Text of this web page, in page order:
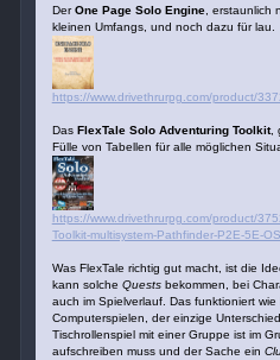
DerOne Page Solo Engine, erstaunlich
kleinen Umfangs, und noch dazu für lau.
https://www.drivethrurpg.com/product/
Das FlexTale Solo Adventuring Toolkit,
Fülle von Tabellen für alle möglichen
https://www.drivethrurpg.com/product/
Toolkit-multisystem-Pathfinder-P2E-5E-
Was FlexTale richtig gut macht, ist die
kann solche Questsbekommen, bei
auch im Spielverlauf. Das funktioniert
Computerspielen, der einzige
Tischrollenspiel mit einer Gruppe ist im
aufschreiben muss und der Sache ein